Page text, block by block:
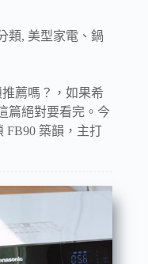
類, 美型家電、鍋
薦嗎？，如果希
篇絕對要看完。今
FB90 築韻，主打